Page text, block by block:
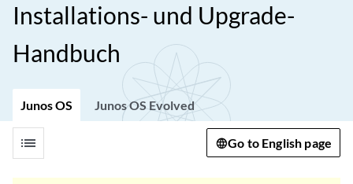
Installations- und Upgrade-
Handbuch
Junos OS Junos OS Evolved
list Go to English page